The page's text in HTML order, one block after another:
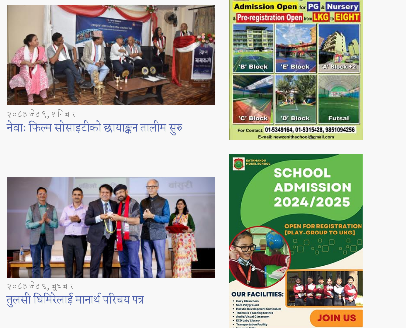
२०८३ जेठ ९, शनिबार
नेवाः फिल्म सोसाइटीको छायाङ्कन तालीम सुरु
२०८३ जेठ ६, बुधबार
तुलसी घिमिरेलाई मानार्थ परिचय पत्र